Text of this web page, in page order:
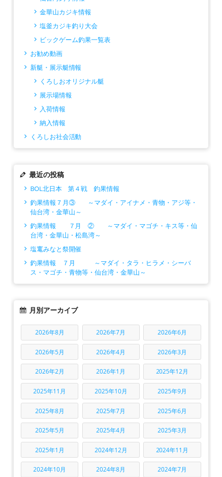
金華山カジキ情報
塩釜カジキ釣り大会
ビックゲーム釣果一覧表
お勧め動画
新艇・展示艇情報
くろしおオリジナル艇
展示場情報
入荷情報
納入情報
くろしお社会活動
最近の投稿
BOL北日本 第４戦 釣果情報
釣果情報７月③ ～マダイ・アイナメ・青物・アジ等・
仙台湾・金華山～
釣果情報 ７月 ② ～マダイ・マゴチ・キス等・仙
台湾・金華山・松島湾～
塩竃みなと祭開催
釣果情報 ７月 ～マダイ・タラ・ヒラメ・シーバ
ス・マゴチ・青物等・仙台湾・金華山～
月別アーカイブ
2026年8月 2026年7月 2026年6月
2026年5月 2026年4月 2026年3月
2026年2月 2026年1月 2025年12月
2025年11月 2025年10月 2025年9月
2025年8月 2025年7月 2025年6月
2025年5月 2025年4月 2025年3月
2025年1月 2024年12月 2024年11月
2024年10月 2024年8月 2024年7月